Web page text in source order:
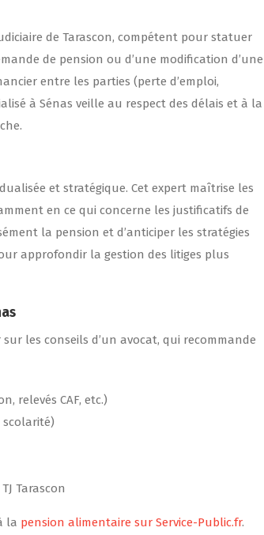
de Tarascon, compétent pour statuer
de pension ou d’une modification d’une
entre les parties (perte d’emploi,
à Sénas veille au respect des délais et à la
et stratégique. Cet expert maîtrise les
en ce qui concerne les justificatifs de
la pension et d’anticiper les stratégies
approfondir la gestion des litiges plus
les conseils d’un avocat, qui recommande
relevés CAF, etc.)
scolarité)
Tarascon
la pension alimentaire sur Service-Public.fr.